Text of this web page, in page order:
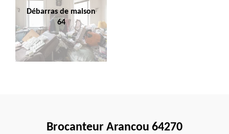
Débarras de maison
64
Brocanteur Arancou 64270